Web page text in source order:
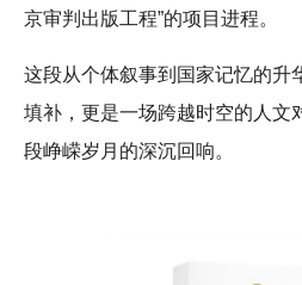
京审判出版工程”的项目进程。
这段从个体叙事到国家记忆的升
填补，更是一场跨越时空的人文
段峥嵘岁月的深沉回响。